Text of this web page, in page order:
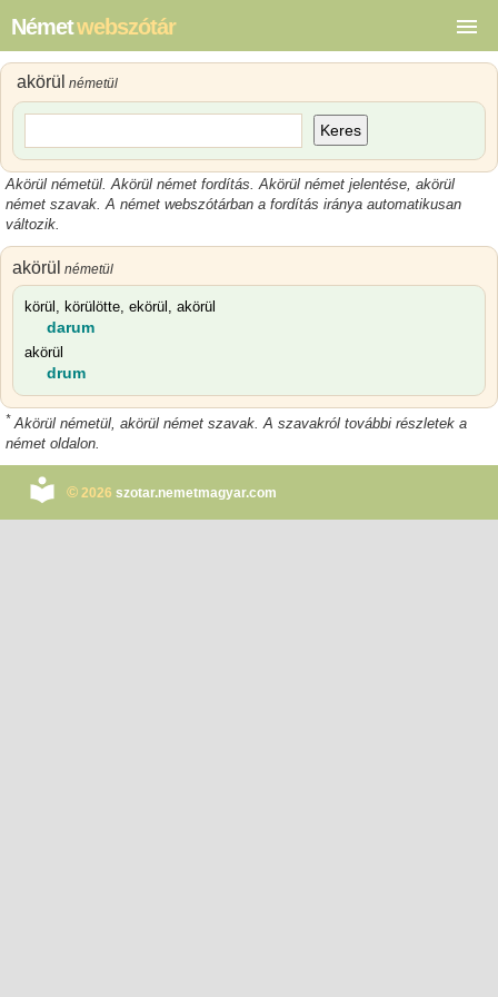
Németwebszótár
akörül németül
Keres
Akörül németül. Akörül német fordítás. Akörül német jelentése, akörül
német szavak. A német webszótárban a fordítás iránya automatikusan
változik.
akörül németül
körül, körülötte, ekörül, akörül
darum
akörül
drum
* Akörül németül, akörül német szavak. A szavakról további részletek a
német oldalon.
© 2026 szotar.nemetmagyar.com